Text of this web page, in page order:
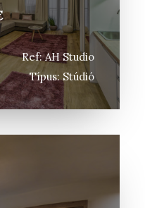
SÉTÁK
Ref: AH Studio
Típus: Stúdió